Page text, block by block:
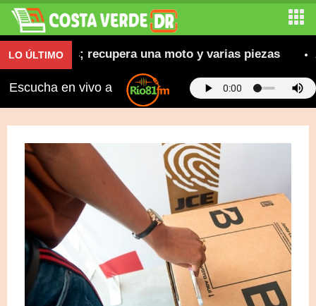
LO ÚLTIMO
robadas; recupera una moto y varias piezas
Escucha en vivo a